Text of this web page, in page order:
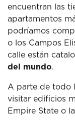
encuentran las
apartamentos
podríamos
o los Campos
calle están
del mundo.
A parte de todo
visitar edificios
Empire State o